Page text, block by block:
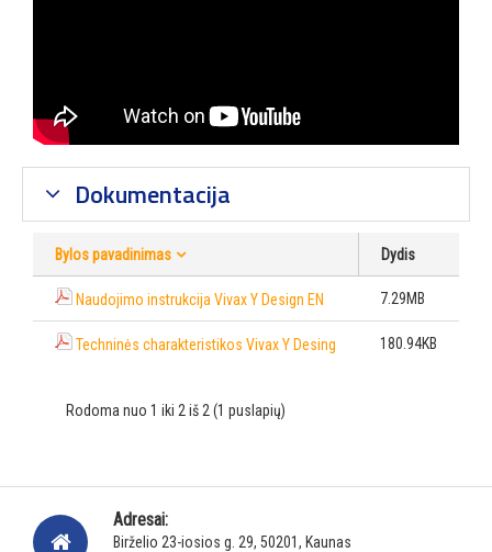
Dokumentacija
Bylos pavadinimas Dydis
Naudojimo instrukcija Vivax Y Design EN 7.29MB
Techninės charakteristikos Vivax Y Desing 180.94KB
Rodoma nuo 1 iki 2 iš 2 (1 puslapių)
Adresai:
Birželio 23-iosios g. 29, 50201, Kaunas